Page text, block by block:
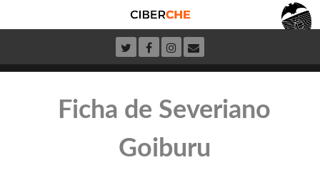
Ficha de Severiano
Goiburu